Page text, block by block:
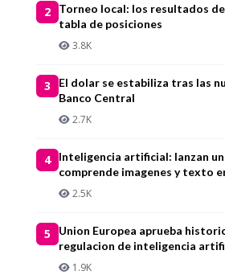
2
Torneo local: los resultados de
tabla de posiciones
3.8K
3
El dolar se estabiliza tras las
Banco Central
2.7K
4
Inteligencia artificial: lanzan
comprende imagenes y texto
2.5K
5
Union Europea aprueba
regulacion de inteligencia
1.9K